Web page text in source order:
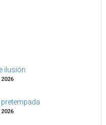
ilusión